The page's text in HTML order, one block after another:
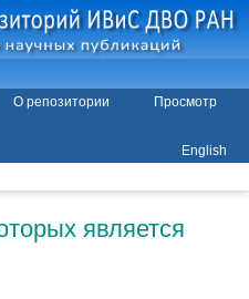
О репозитории
Просмотр
English
является